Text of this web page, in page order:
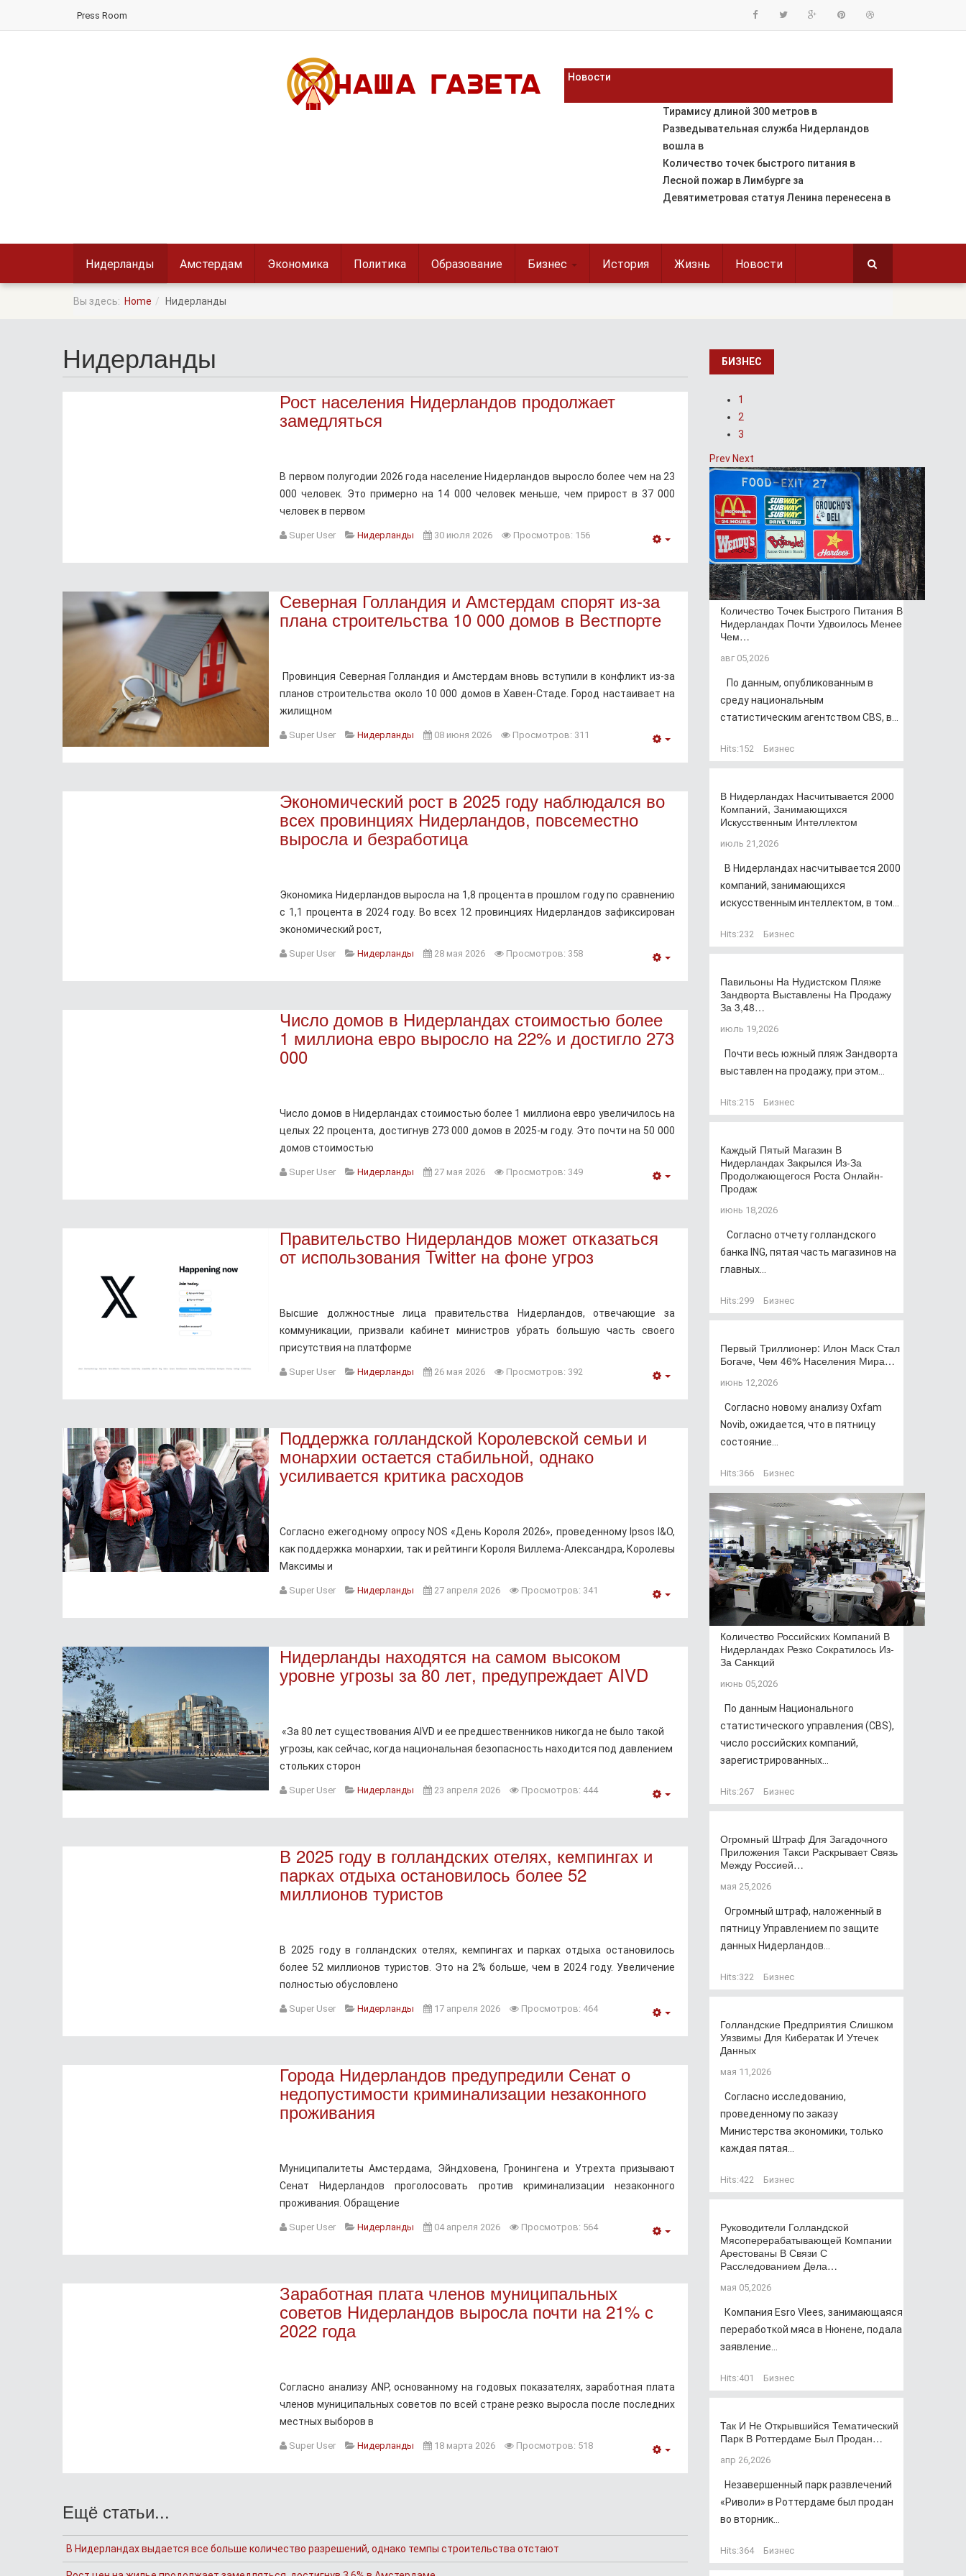
Press Room
Новости
Тирамису длиной 300 метров в
Разведывательная служба Нидерландов
вошла в
Количество точек быстрого питания в
Лесной пожар в Лимбурге за
Девятиметровая статуя Ленина перенесена в
Нидерланды Амстердам Экономика Политика Образование Бизнес История Жизнь Новости
Вы здесь: Home Нидерланды
Нидерланды
Рост населения Нидерландов продолжает
замедляться
В первом полугодии 2026 года население Нидерландов выросло более чем на 23
000 человек. Это примерно на 14 000 человек меньше, чем прирост в 37 000
человек в первом
Super User Нидерланды 30 июля 2026 Просмотров: 156
Северная Голландия и Амстердам спорят из-за
плана строительства 10 000 домов в Вестпорте
Провинция Северная Голландия и Амстердам вновь вступили в конфликт из-за
планов строительства около 10 000 домов в Хавен-Стаде. Город настаивает на
жилищном
Super User Нидерланды 08 июня 2026 Просмотров: 311
Экономический рост в 2025 году наблюдался во
всех провинциях Нидерландов, повсеместно
выросла и безработица
Экономика Нидерландов выросла на 1,8 процента в прошлом году по сравнению
с 1,1 процента в 2024 году. Во всех 12 провинциях Нидерландов зафиксирован
экономический рост,
Super User Нидерланды 28 мая 2026 Просмотров: 358
Число домов в Нидерландах стоимостью более
1 миллиона евро выросло на 22% и достигло 273
000
Число домов в Нидерландах стоимостью более 1 миллиона евро увеличилось на
целых 22 процента, достигнув 273 000 домов в 2025-м году. Это почти на 50 000
домов стоимостью
Super User Нидерланды 27 мая 2026 Просмотров: 349
Правительство Нидерландов может отказаться
от использования Twitter на фоне угроз
Высшие должностные лица правительства Нидерландов, отвечающие за
коммуникации, призвали кабинет министров убрать большую часть своего
присутствия на платформе
Super User Нидерланды 26 мая 2026 Просмотров: 392
Поддержка голландской Королевской семьи и
монархии остается стабильной, однако
усиливается критика расходов
Согласно ежегодному опросу NOS «День Короля 2026», проведенному Ipsos I&O,
как поддержка монархии, так и рейтинги Короля Виллема-Александра, Королевы
Максимы и
Super User Нидерланды 27 апреля 2026 Просмотров: 341
Нидерланды находятся на самом высоком
уровне угрозы за 80 лет, предупреждает AIVD
«За 80 лет существования AIVD и ее предшественников никогда не было такой
угрозы, как сейчас, когда национальная безопасность находится под давлением
стольких сторон
Super User Нидерланды 23 апреля 2026 Просмотров: 444
В 2025 году в голландских отелях, кемпингах и
парках отдыха остановилось более 52
миллионов туристов
В 2025 году в голландских отелях, кемпингах и парках отдыха остановилось
более 52 миллионов туристов. Это на 2% больше, чем в 2024 году. Увеличение
полностью обусловлено
Super User Нидерланды 17 апреля 2026 Просмотров: 464
Города Нидерландов предупредили Сенат о
недопустимости криминализации незаконного
проживания
Муниципалитеты Амстердама, Эйндховена, Гронингена и Утрехта призывают
Сенат Нидерландов проголосовать против криминализации незаконного
проживания. Обращение
Super User Нидерланды 04 апреля 2026 Просмотров: 564
Заработная плата членов муниципальных
советов Нидерландов выросла почти на 21% с
2022 года
Согласно анализу ANP, основанному на годовых показателях, заработная плата
членов муниципальных советов по всей стране резко выросла после последних
местных выборов в
Super User Нидерланды 18 марта 2026 Просмотров: 518
Ещё статьи...
В Нидерландах выдается все больше количество разрешений, однако темпы строительства отстают
БИЗНЕС
1
2
3
Prev Next
Количество Точек Быстрого Питания В
Нидерландах Почти Удвоилось Менее
Чем…
авг 05,2026
По данным, опубликованным в
среду национальным
статистическим агентством CBS, в...
Hits:152 Бизнес
В Нидерландах Насчитывается 2000
Компаний, Занимающихся
Искусственным Интеллектом
июль 21,2026
В Нидерландах насчитывается 2000
компаний, занимающихся
искусственным интеллектом, в том...
Hits:232 Бизнес
Павильоны На Нудистском Пляже
Зандворта Выставлены На Продажу
За 3,48…
июль 19,2026
Почти весь южный пляж Зандворта
выставлен на продажу, при этом...
Hits:215 Бизнес
Каждый Пятый Магазин В
Нидерландах Закрылся Из-За
Продолжающегося Роста Онлайн-
Продаж
июнь 18,2026
Согласно отчету голландского
банка ING, пятая часть магазинов на
главных...
Hits:299 Бизнес
Первый Триллионер: Илон Маск Стал
Богаче, Чем 46% Населения Мира…
июнь 12,2026
Согласно новому анализу Oxfam
Novib, ожидается, что в пятницу
состояние...
Hits:366 Бизнес
Количество Российских Компаний В
Нидерландах Резко Сократилось Из-
За Санкций
июнь 05,2026
По данным Национального
статистического управления (CBS),
число российских компаний,
зарегистрированных...
Hits:267 Бизнес
Огромный Штраф Для Загадочного
Приложения Такси Раскрывает Связь
Между Россией…
мая 25,2026
Огромный штраф, наложенный в
пятницу Управлением по защите
данных Нидерландов...
Hits:322 Бизнес
Голландские Предприятия Слишком
Уязвимы Для Кибератак И Утечек
Данных
мая 11,2026
Согласно исследованию,
проведенному по заказу
Министерства экономики, только
каждая пятая...
Hits:422 Бизнес
Руководители Голландской
Мясоперерабатывающей Компании
Арестованы В Связи С
Расследованием Дела…
мая 05,2026
Компания Esro Vlees, занимающаяся
переработкой мяса в Нюнене, подала
заявление...
Hits:401 Бизнес
Так И Не Открывшийся Тематический
Парк В Роттердаме Был Продан…
апр 26,2026
Незавершенный парк развлечений
«Риволи» в Роттердаме был продан
во вторник...
Hits:364 Бизнес